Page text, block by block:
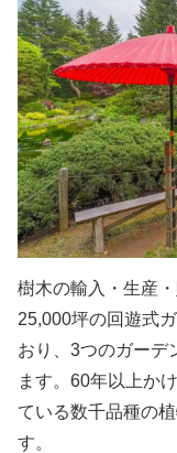
樹木の輸入・生産
25,000坪の回遊式
おり、3つのガーデ
ます。60年以上か
ている数千品種の
す。